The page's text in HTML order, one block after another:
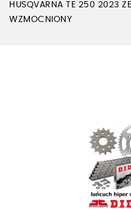
HUSQVARNA TE 250 2023
WZMOCNIONY